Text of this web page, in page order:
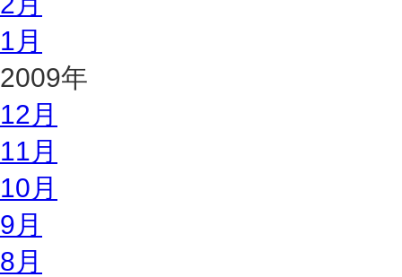
1月
2009年
12月
11月
10月
9月
8月